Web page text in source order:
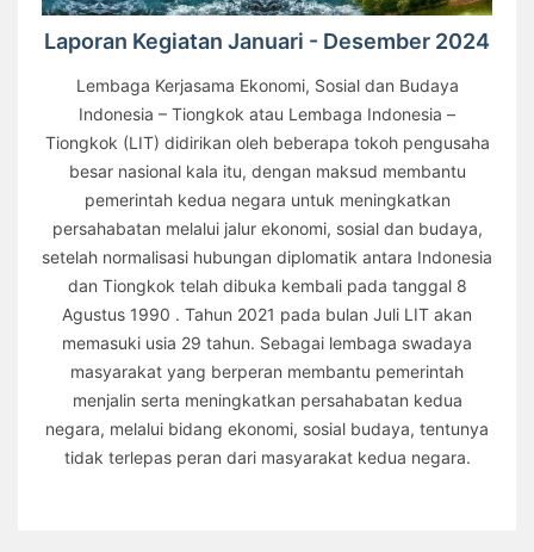
Laporan Kegiatan Januari - Desember 2024
Lembaga Kerjasama Ekonomi, Sosial dan Budaya
Indonesia – Tiongkok atau Lembaga Indonesia –
Tiongkok (LIT) didirikan oleh beberapa tokoh pengusaha
besar nasional kala itu, dengan maksud membantu
pemerintah kedua negara untuk meningkatkan
persahabatan melalui jalur ekonomi, sosial dan budaya,
setelah normalisasi hubungan diplomatik antara Indonesia
dan Tiongkok telah dibuka kembali pada tanggal 8
Agustus 1990 . Tahun 2021 pada bulan Juli LIT akan
memasuki usia 29 tahun. Sebagai lembaga swadaya
masyarakat yang berperan membantu pemerintah
menjalin serta meningkatkan persahabatan kedua
negara, melalui bidang ekonomi, sosial budaya, tentunya
tidak terlepas peran dari masyarakat kedua negara.